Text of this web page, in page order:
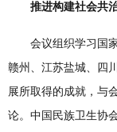
推进构建社会共治
会议组织学习国家
赣州、江苏盐城、四
展所取得的成就，与
论。中国民族卫生协